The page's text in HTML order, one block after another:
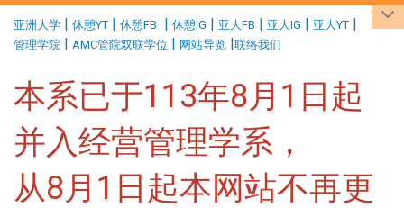
亚洲大学 | 休憩YT | 休憩FB | 休憩IG | 亚大FB | 亚大IG | 亚大YT |
管理学院 | AMC管院双联学位 | 网站导览 |联络我们
本系已于113年8月1日起
并入经营管理学系，
从8月1日起本网站不再更